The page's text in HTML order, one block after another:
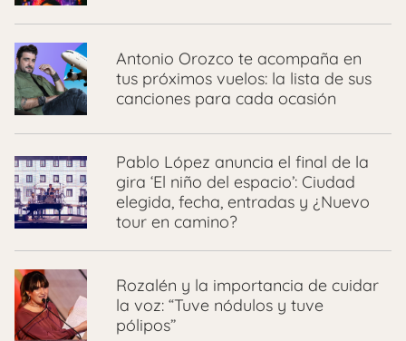
Antonio Orozco te acompaña en
tus próximos vuelos: la lista de sus
canciones para cada ocasión
Pablo López anuncia el final de la
gira ‘El niño del espacio’: Ciudad
elegida, fecha, entradas y ¿Nuevo
tour en camino?
Rozalén y la importancia de cuidar
la voz: “Tuve nódulos y tuve
pólipos”